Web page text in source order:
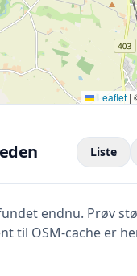
Leaflet |
Liste
endnu. Prøv
til OSM-cache er